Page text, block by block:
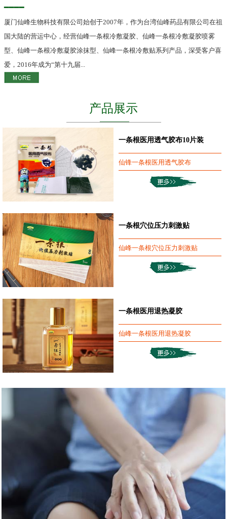
━━━━
厦门仙峰生物科技有限公司始创于2007年，作为台湾仙峰药品有限公司在祖
国大陆的营运中心，经营仙峰一条根冷敷凝胶、仙峰一条根冷敷凝胶喷雾
型、仙峰一条根冷敷凝胶涂抹型、仙峰一条根冷敷贴系列产品，深受客户喜
爱，2016年成为“第十九届...
产品展示
一条根医用透气胶布10片装
仙锋一条根医用透气胶布
一条根穴位压力刺激贴
仙峰一条根穴位压力刺激贴
一条根医用退热凝胶
仙峰一条根医用退热凝胶